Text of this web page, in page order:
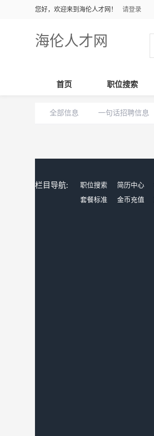
您好，欢迎来到海伦人才网！ 请登录
海伦人才网
首页 职位搜索
全部信息 一句话招聘信息
栏目导航: 职位搜索 简历中心
套餐标准
金币充值